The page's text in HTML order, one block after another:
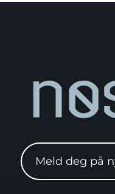
Meld deg på